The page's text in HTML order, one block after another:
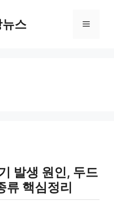
스 메
발생 원인, 두드
류 핵심정리